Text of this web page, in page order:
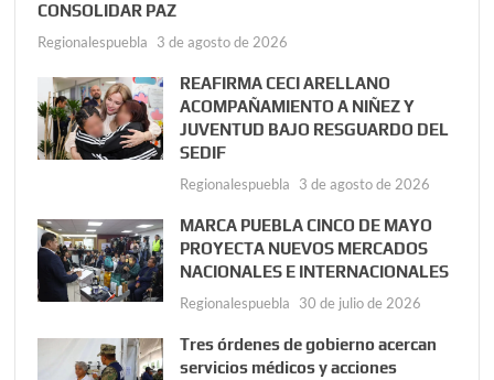
CONSOLIDAR PAZ
Regionalespuebla 3 de agosto de 2026
REAFIRMA CECI ARELLANO
ACOMPAÑAMIENTO A NIÑEZ Y
JUVENTUD BAJO RESGUARDO DEL
SEDIF
Regionalespuebla 3 de agosto de 2026
MARCA PUEBLA CINCO DE MAYO
PROYECTA NUEVOS MERCADOS
NACIONALES E INTERNACIONALES
Regionalespuebla 30 de julio de 2026
Tres órdenes de gobierno acercan
servicios médicos y acciones